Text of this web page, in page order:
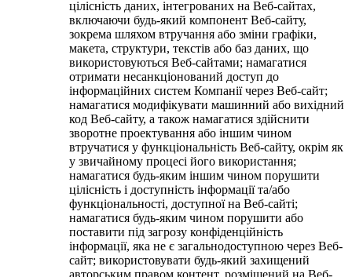
цілісність даних, інтегрованих на Веб-сайтах,
включаючи будь-який компонент Веб-сайту,
зокрема шляхом втручання або зміни графіки,
макета, структури, текстів або баз даних, що
використовуються Веб-сайтами; намагатися
отримати несанкціонований доступ до
інформаційних систем Компанії через Веб-сайт;
намагатися модифікувати машинний або вихідний
код Веб-сайту, а також намагатися здійснити
зворотне проектування або іншим чином
втручатися у функціональність Веб-сайту, окрім як
у звичайному процесі його використання;
намагатися будь-яким іншим чином порушити
цілісність і доступність інформації та/або
функціональності, доступної на Веб-сайті;
намагатися будь-яким чином порушити або
поставити під загрозу конфіденційність
інформації, яка не є загальнодоступною через Веб-
сайт; використовувати будь-який захищений